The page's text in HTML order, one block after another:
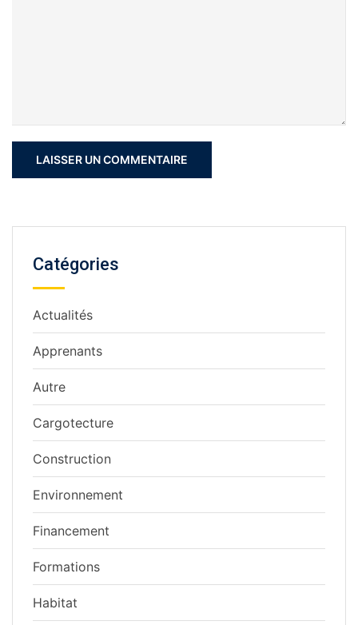
Catégories
Actualités
Apprenants
Autre
Cargotecture
Construction
Environnement
Financement
Formations
Habitat